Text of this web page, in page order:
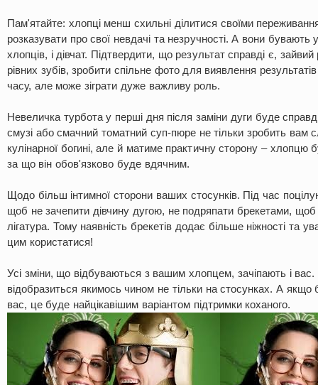
Пам'ятайте: хлопці менш схильні ділитися своїми
розказувати про свої невдачі та незручності. А вони бувають
хлопців, і дівчат. Підтвердити, що результат справді є,
рівних зубів, зробити спільне фото для виявлення
часу, але може зіграти дуже важливу роль.
Невеличка турбота у перші дня після заміни дуги буде
смузі або смачний томатний суп-пюре не тільки зробить вам
кулінарної богині, але й матиме практичну сторону – хлопцю
за що він обов'язково буде вдячним.
Щодо більш інтимної сторони ваших стосунків. Під час
щоб не зачепити дівчину дугою, не подряпати брекетами, щоб
лігатура. Тому наявність брекетів додає більше ніжності та
цим користатися!
Усі зміни, що відбуваються з вашим хлопцем, зачіпають і вас.
відобразиться якимось чином не тільки на стосунках. А якщо
вас, це буде найцікавішим варіантом підтримки коханого.